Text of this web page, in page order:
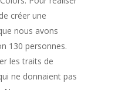
créer une
nous avons
130 personnes.
les traits de
ne donnaient pas